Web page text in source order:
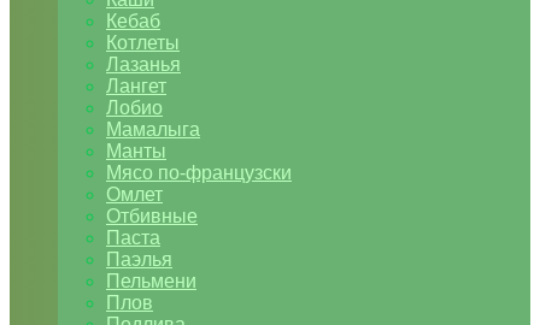
Кебаб
Котлеты
Лазанья
Лангет
Лобио
Мамалыга
Манты
Мясо по-французски
Омлет
Отбивные
Паста
Паэлья
Пельмени
Плов